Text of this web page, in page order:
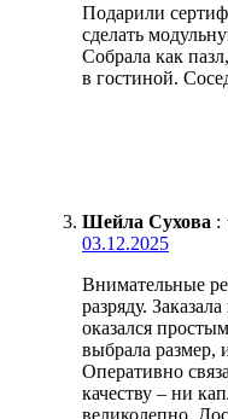
Подарили
сделать
Собрала как
в гостиной.
Шейла Сухова :
03.12.2025
Внимательные
разряду.
оказался
выбрала размер,
Оперативно
качеству – ни
великолепно.